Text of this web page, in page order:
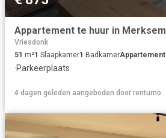
Vriesdonk
51 m²1 Slaapkamer1 BadkamerAppartement
·Parkeerplaats
4 dagen geleden aangeboden door rentumo